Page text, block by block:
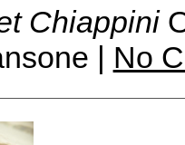
Chiappini
| No